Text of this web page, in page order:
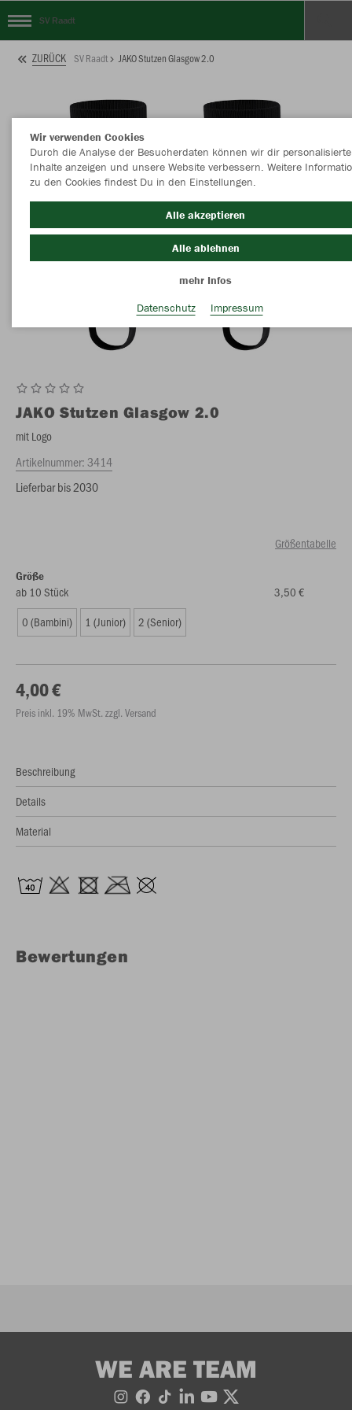
SV Raadt
ZURÜCK SV Raadt JAKO Stutzen Glasgow 2.0
JAKO Stutzen Glasgow 2.0
mit Logo
Artikelnummer:3414
Lieferbar bis 2030
Größentabelle
Größe
ab 10 Stück
3,50 €
0 (Bambini)
1 (Junior) 2 (Senior)
4,00 €
Preis inkl. 19% MwSt. zzgl. Versand
Beschreibung
Details
Material
Bewertungen
WE ARE TEAM
Wir verwenden Cookies
Durch die Analyse der Besucherdaten können wir dir personalisierte
Inhalte anzeigen und unsere Website verbessern. Weitere
zu den Cookies findest Du in den Einstellungen.
Alle akzeptieren
Alle ablehnen
mehr Infos
Datenschutz
Impressum